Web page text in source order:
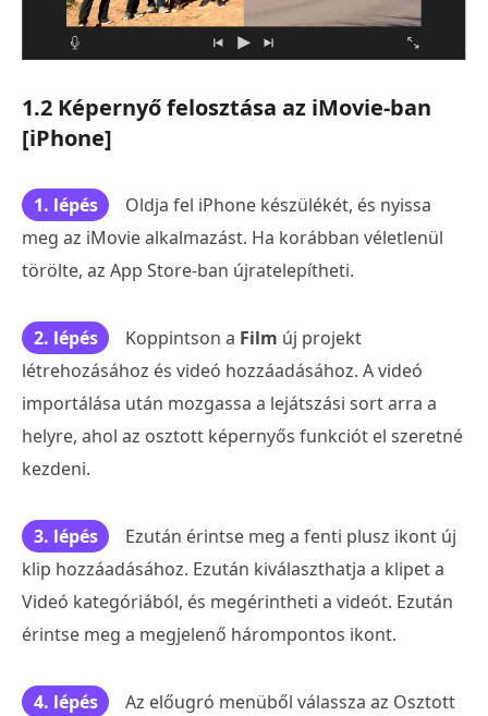
1.2 Képernyő felosztása az iMovie-ban
[iPhone]
1. lépés
Oldja fel iPhone készülékét, és nyissa
meg az iMovie alkalmazást. Ha korábban véletlenül
törölte, az App Store-ban újratelepítheti.
2. lépés Koppintson a Film új projekt
létrehozásához és videó hozzáadásához. A videó
importálása után mozgassa a lejátszási sort arra a
helyre, ahol az osztott képernyős funkciót el szeretné
kezdeni.
3. lépés
Ezután érintse meg a fenti plusz ikont új
klip hozzáadásához. Ezután kiválaszthatja a klipet a
Videó kategóriából, és megérintheti a videót. Ezután
érintse meg a megjelenő hárompontos ikont.
4. lépés
Az előugró menüből válassza az Osztott